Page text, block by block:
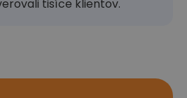
tisíce klientov.